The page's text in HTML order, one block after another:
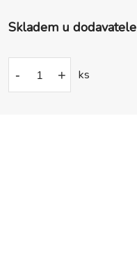
Skladem u dodavatele
- + ks